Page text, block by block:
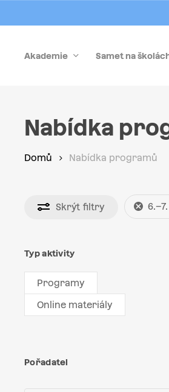
to
contentAkademie Samet na
Nabídka
Domů Nabídka programů
Skrýt filtry
Typ aktivity
Programy
Online materiály
Pořadatel